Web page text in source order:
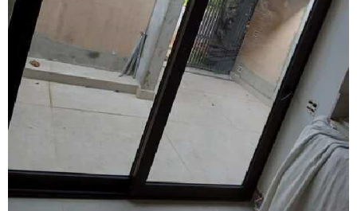
Fábrica janela sobreposta de giro em são paulo
Fábrica de janela vidro multilaminado
Fábrica de janela vidro triplo
Fábrica de porta camarão
Fábrica de tela mosquiteira
Fabricante de esquadrias